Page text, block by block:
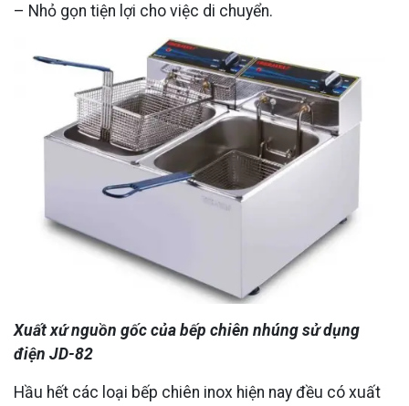
– Nhỏ gọn tiện lợi cho việc di chuyển.
Xuất xứ nguồn gốc của bếp chiên nhúng sử dụng
điện JD-82
Hầu hết các loại bếp chiên inox hiện nay đều có xuất